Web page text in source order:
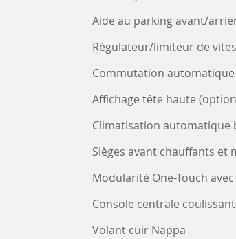
Aide au parking avant/
Régulateur/limiteur de
Commutation
Affichage tête haute
Climatisation automatique
Sièges avant chauffants et
Modularité One-Touch
Console centrale
Volant cuir Nappa